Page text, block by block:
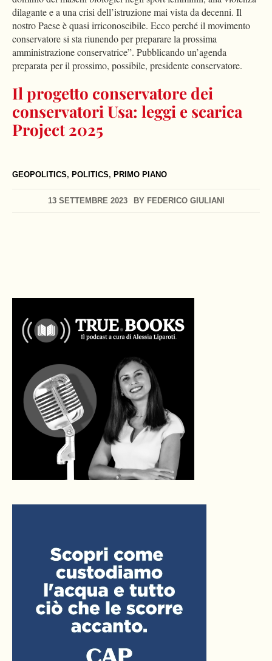
GEOPOLITICS, POLITICS, PRIMO PIANO
13 SETTEMBRE 2023 BY FEDERICO GIULIANI
dilagante e a una crisi dell’istruzione mai vista da decenni. Il
nostro Paese è quasi irriconoscibile. Ecco perché il movimento
conservatore si sta riunendo per preparare la prossima
amministrazione conservatrice”. Pubblicando un’agenda
preparata per il prossimo, possibile, presidente conservatore.
Il progetto conservatore dei
conservatori Usa: leggi e scarica
Project 2025